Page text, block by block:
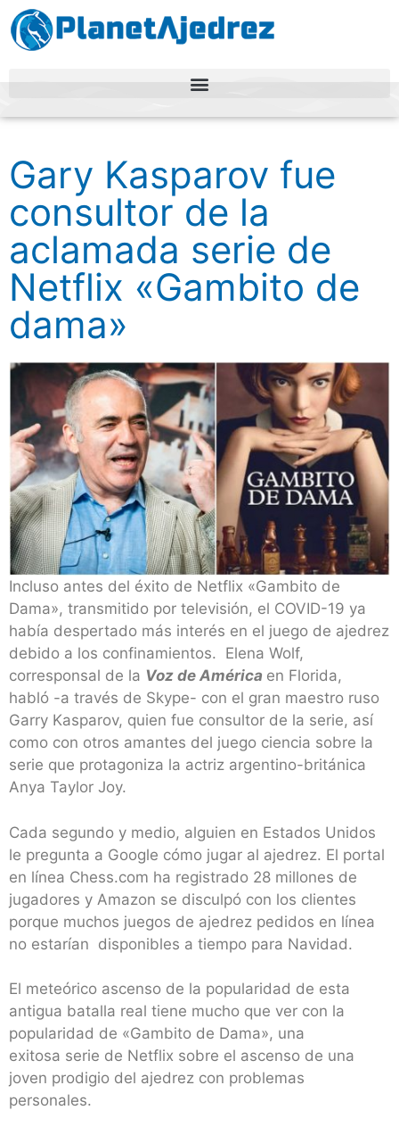
Gary Kasparov fue
consultor de la
aclamada serie de
Netflix «Gambito de
dama»
Incluso antes del éxito de Netflix «Gambito de
Dama», transmitido por televisión, el COVID-19 ya
había despertado más interés en el juego de ajedrez
debido a los confinamientos. Elena Wolf,
corresponsal de la Voz de América en Florida,
habló -a través de Skype- con el gran maestro ruso
Garry Kasparov, quien fue consultor de la serie, así
como con otros amantes del juego ciencia sobre la
serie que protagoniza la actriz argentino-británica
Anya Taylor Joy.
Cada segundo y medio, alguien en Estados Unidos
le pregunta a Google cómo jugar al ajedrez. El portal
en línea Chess.com ha registrado 28 millones de
jugadores y Amazon se disculpó con los clientes
porque muchos juegos de ajedrez pedidos en línea
no estarían disponibles a tiempo para Navidad.
El meteórico ascenso de la popularidad de esta
antigua batalla real tiene mucho que ver con la
popularidad de «Gambito de Dama», una
exitosa serie de Netflix sobre el ascenso de una
joven prodigio del ajedrez con problemas
personales.